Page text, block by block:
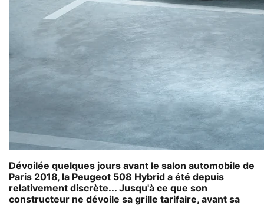
Dévoilée quelques jours avant le salon automobile de
Paris 2018, la Peugeot 508 Hybrid a été depuis
relativement discrète... Jusqu'à ce que son
constructeur ne dévoile sa grille tarifaire, avant sa